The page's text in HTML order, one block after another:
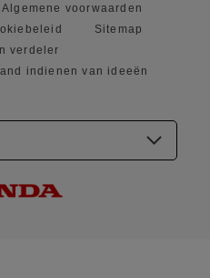
Algemene voorwaarden
Sitemap
verdeler
indienen van ideeën